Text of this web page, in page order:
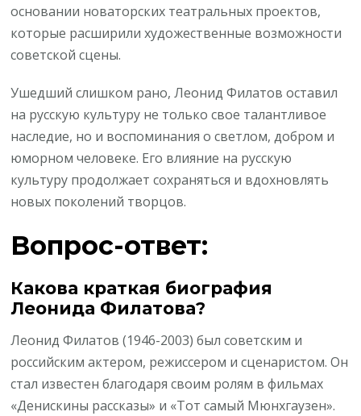
основании новаторских театральных проектов,
которые расширили художественные возможности
советской сцены.
Ушедший слишком рано, Леонид Филатов оставил
на русскую культуру не только свое талантливое
наследие, но и воспоминания о светлом, добром и
юморном человеке. Его влияние на русскую
культуру продолжает сохраняться и вдохновлять
новых поколений творцов.
Вопрос-ответ:
Какова краткая биография
Леонида Филатова?
Леонид Филатов (1946-2003) был советским и
российским актером, режиссером и сценаристом. Он
стал известен благодаря своим ролям в фильмах
«Денискины рассказы» и «Тот самый Мюнхгаузен».